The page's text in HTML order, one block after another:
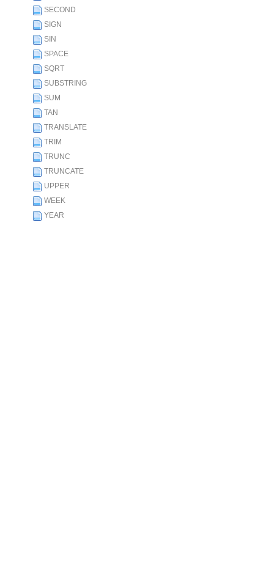
SECOND
SIGN
SIN
SPACE
SQRT
SUBSTRING
SUM
TAN
TRANSLATE
TRIM
TRUNC
TRUNCATE
UPPER
WEEK
YEAR